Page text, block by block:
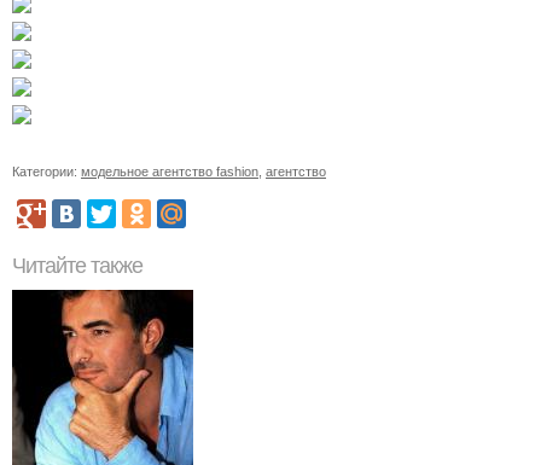
Категории: модельное агентство fashion агентство
Читайте также